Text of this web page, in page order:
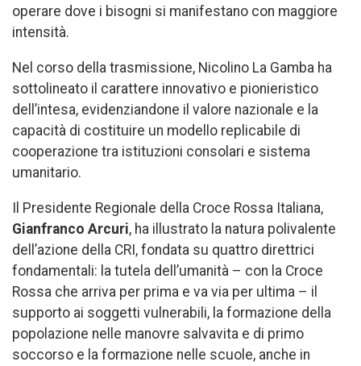
operare dove i bisogni si manifestano con maggiore
intensità.
Nel corso della trasmissione, Nicolino La Gamba ha
sottolineato il carattere innovativo e pionieristico
dell’intesa, evidenziandone il valore nazionale e la
capacità di costituire un modello replicabile di
cooperazione tra istituzioni consolari e sistema
umanitario.
Il Presidente Regionale della Croce Rossa Italiana,
Gianfranco Arcuri, ha illustrato la natura polivalente
dell’azione della CRI, fondata su quattro direttrici
fondamentali: la tutela dell’umanità – con la Croce
Rossa che arriva per prima e va via per ultima – il
supporto ai soggetti vulnerabili, la formazione della
popolazione nelle manovre salvavita e di primo
soccorso e la formazione nelle scuole, anche in